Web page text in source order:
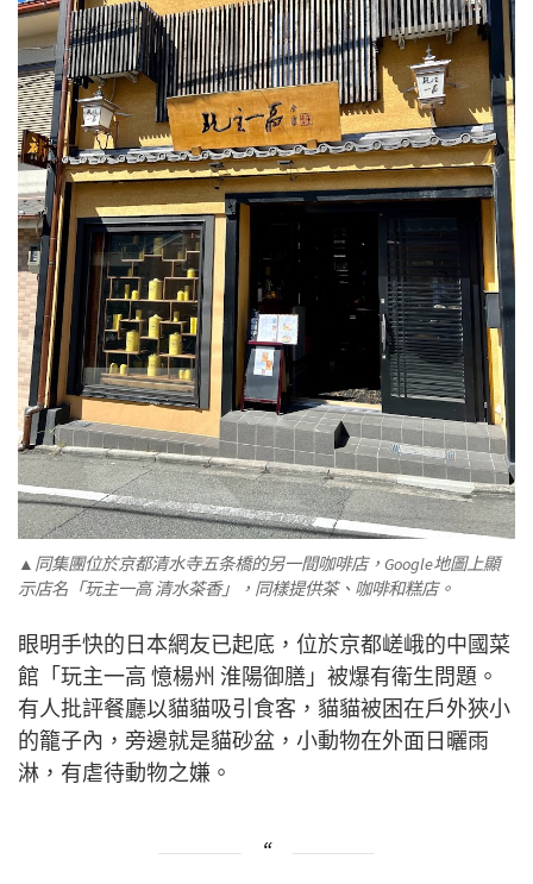
▲同集團位於京都清水寺五条橋的另一間咖啡店，Google地圖上顯
示店名「玩主一高 清水茶香」，同樣提供茶、咖啡和糕店。
眼明手快的日本網友已起底，位於京都嵯峨的中國菜
館「玩主一高 憶楊州 淮陽御膳」被爆有衛生問題。
有人批評餐廳以貓貓吸引食客，貓貓被困在戶外狹小
的籠子內，旁邊就是貓砂盆，小動物在外面日曬雨
淋，有虐待動物之嫌。